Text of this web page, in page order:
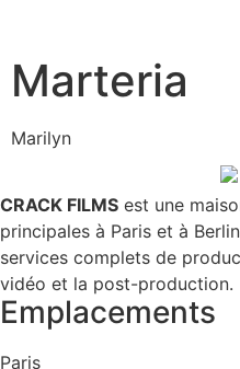
Marteria
Marilyn
CRACK FILMS est une
principales à Paris et à
services complets de
vidéo et la post-production.
Emplacements
Paris